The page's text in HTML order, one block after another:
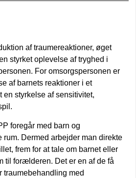
af traumereaktioner, øget
styrket oplevelse af tryghed i
For omsorgspersonen er
af barnets reaktioner i et
en styrkelse af sensitivitet,
foregår med barn og
rum. Dermed arbejder man direkte
frem for at tale om barnet eller
til forælderen. Det er en af de få
traumebehandling med